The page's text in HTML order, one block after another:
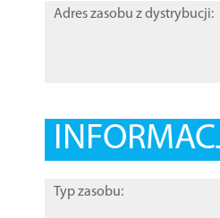
Adres zasobu z dystrybucji:
Typ zasobu: